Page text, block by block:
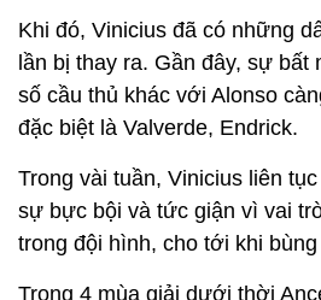
Khi đó, Vinicius đã có những
lần bị thay ra. Gần đây, sự bất
số cầu thủ khác với Alonso
đặc biệt là Valverde, Endrick.
Trong vài tuần, Vinicius liên
sự bực bội và tức giận vì vai
trong đội hình, cho tới khi
Trong 4 mùa giải dưới thời